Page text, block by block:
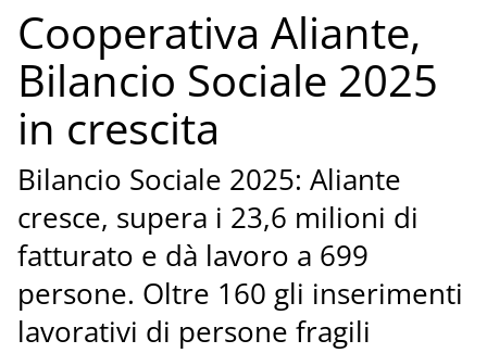
Cooperativa Aliante,
Bilancio Sociale 2025
in crescita
Bilancio Sociale 2025: Aliante
cresce, supera i 23,6 milioni di
fatturato e dà lavoro a 699
persone. Oltre 160 gli inserimenti
lavorativi di persone fragili